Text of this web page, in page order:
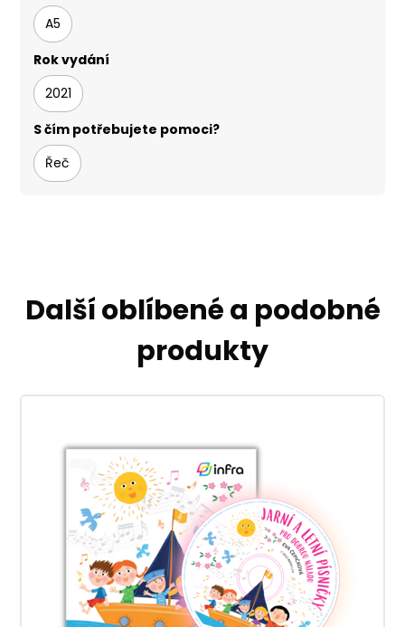
A5
Rok vydání
2021
S čím potřebujete pomoci?
Řeč
Další oblíbené a podobné
produkty